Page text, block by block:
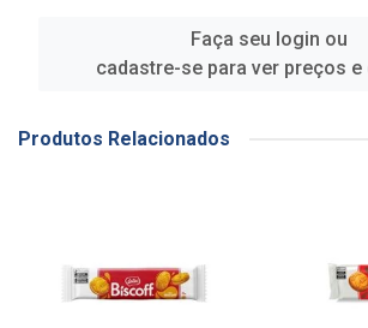
Faça seu login ou
cadastre-se para ver preços
Produtos Relacionados